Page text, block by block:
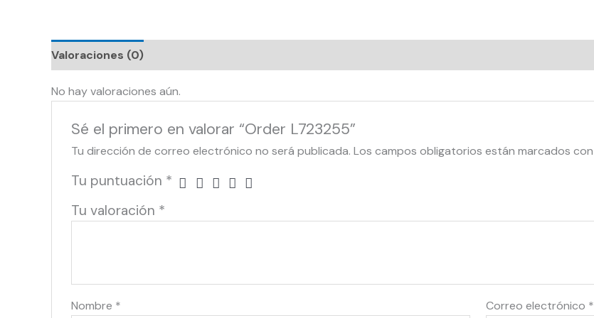
Valoraciones (0)
No hay valoraciones aún.
Sé el primero en valorar “Order L723255”
Tu dirección de correo electrónico no será publicada. Los campos obligatorios están marcados con
Tu puntuación *
Tu valoración *
Nombre * Correo electrónico *